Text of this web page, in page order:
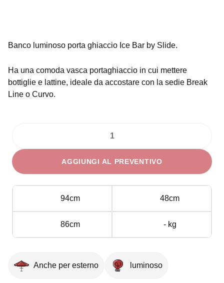
Banco luminoso porta ghiaccio Ice Bar by Slide.
Ha una comoda vasca portaghiaccio in cui mettere
bottiglie e lattine, ideale da accostare con la sedie Break
Line o Curvo.
Bancone
Bar
Portaghiaccio
quantità
AGGIUNGI AL PREVENTIVO
94cm 48cm
86cm - kg
Anche per esterno luminoso